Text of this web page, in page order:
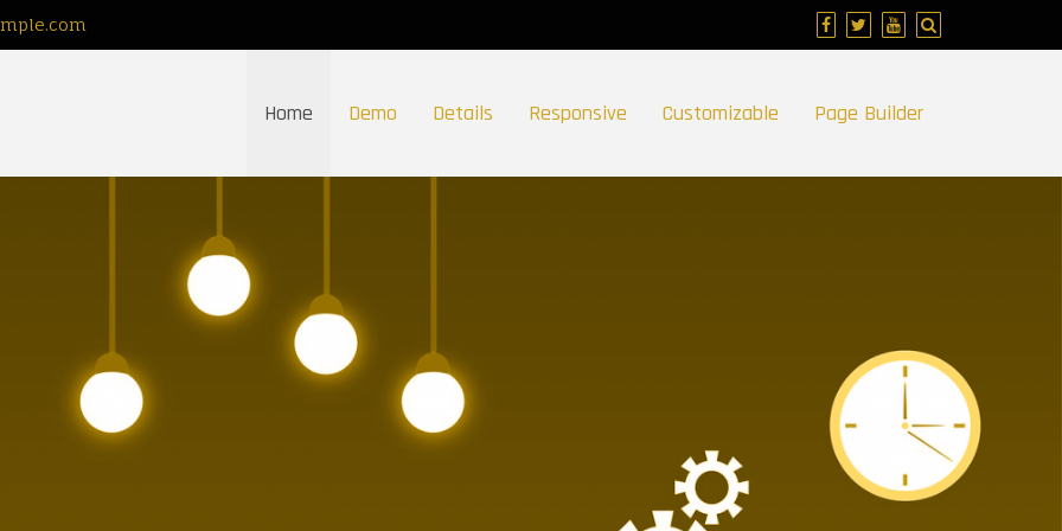
Home Demo Details Responsive Customizable Page Builder